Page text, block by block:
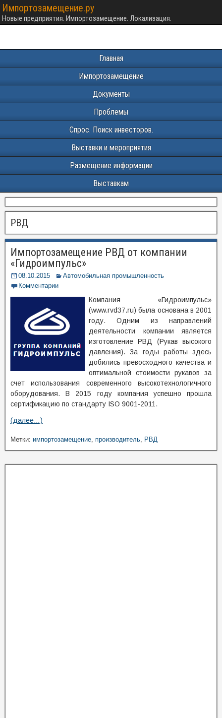
Импортозамещение.ру
Новые предприятия. Импортозамещение. Локализация.
Главная
Импортозамещение
Документы
Проблемы
Спрос. Поиск инвесторов.
Выставки и мероприятия
Размещение информации
Выставкам
РВД
Импортозамещение РВД от компании
«Гидроимпульс»
08.10.2015
Автомобильная промышленность
Комментарии
Компания «Гидроимпульс»
(www.rvd37.ru) была основана в 2001
году. Одним из направлений
деятельности компании является
изготовление РВД (Рукав высокого
давления). За годы работы здесь
добились превосходного качества и
оптимальной стоимости рукавов за
счет использования современного высокотехнологичного
оборудования. В 2015 году компания успешно прошла
сертификацию по стандарту ISO 9001-2011.
(далее…)
Метки: импортозамещение, производитель, РВД